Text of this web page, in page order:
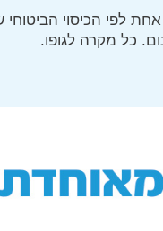
לפי הכיסוי
כל מקרה לגופו.